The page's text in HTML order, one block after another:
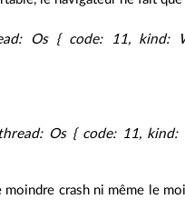
Os { code: 11, kind:
Os { code: 11, kind:
crash ni même le